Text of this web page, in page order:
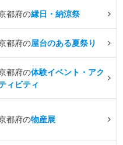
都府の縁日・納涼祭
都府の屋台のある夏祭り
都府の体験イベント・アク
ィビティ
都府の物産展